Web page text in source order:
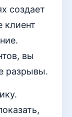
создает
клиент
вы
разрывы.